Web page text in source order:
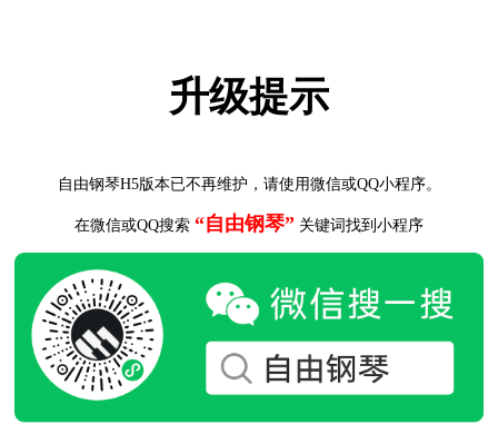
升级提示
自由钢琴H5版本已不再维护，请使用微信或QQ小程序。
在微信或QQ搜索 “自由钢琴” 关键词找到小程序